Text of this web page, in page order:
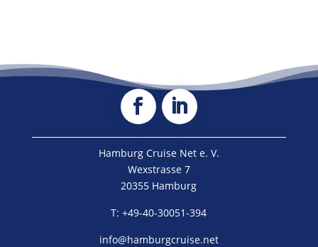
Hamburg Cruise Net e. V.
Wexstrasse 7
20355 Hamburg
T: +49-40-30051-394
info@hamburgcruise.net